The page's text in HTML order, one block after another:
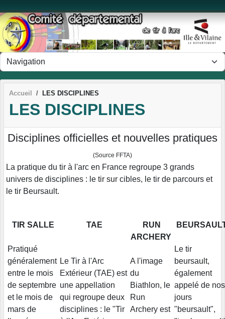
Accueil LES DISCIPLINES
LES DISCIPLINES
Disciplines officielles et nouvelles pratiques
(Source FFTA)
La pratique du tir à l'arc en France regroupe 3 grands
univers de disciplines : le tir sur cibles, le tir de parcours et
le tir Beursault.
TIR SALLE
Pratiqué
généralement
entre le mois
de septembre
et le mois de
mars de
TAE
Le Tir à l'Arc
Extérieur (TAE) est
une appellation
qui regroupe deux
disciplines : le "Tir
RUN
ARCHERY
A l'image
du
Biathlon, le
Run
Archery est
Le tir
beursault,
également
appelé de nos
jours
"beursault",